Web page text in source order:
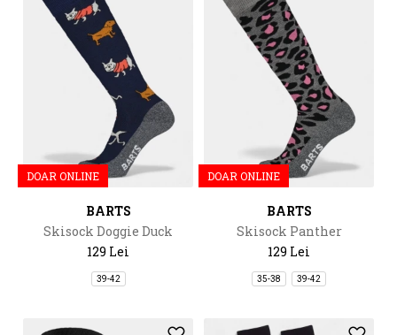
DOAR ONLINE
BARTS
Skisock Doggie Duck
129 Lei
39-42
DOAR ONLINE
BARTS
Skisock Panther
129 Lei
35-38 39-42